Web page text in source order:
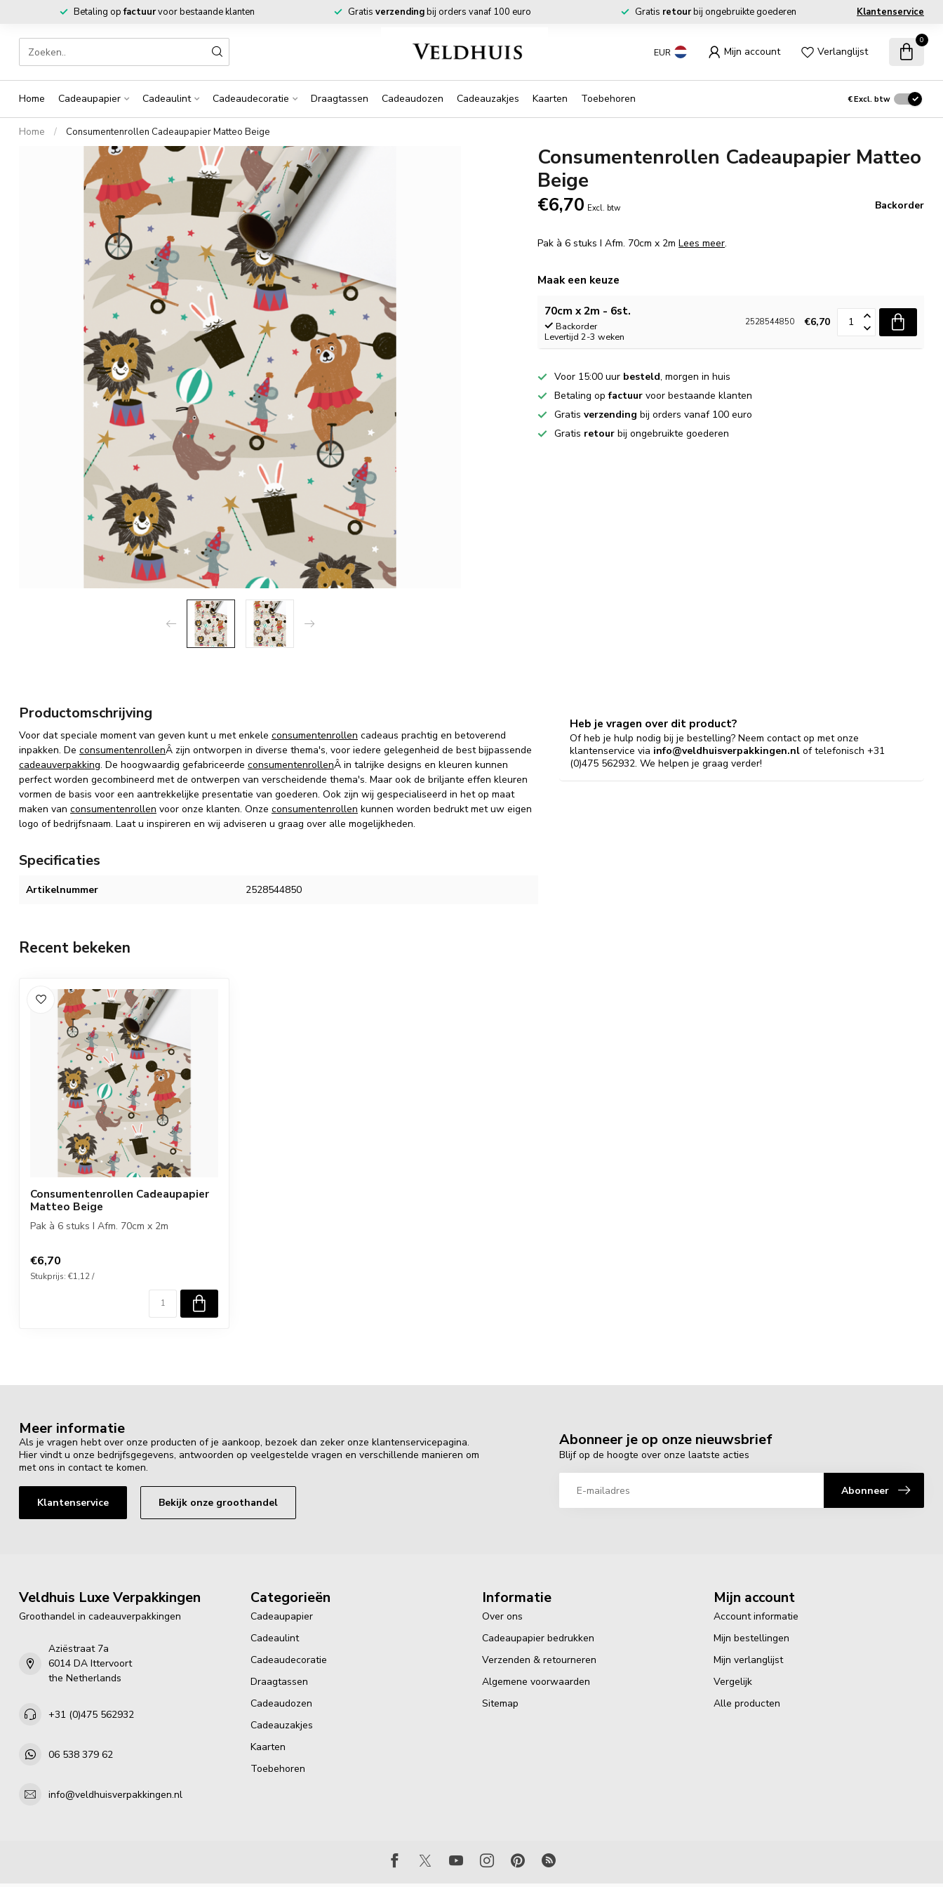
Betaling opfactuurvoor bestaande klanten Gratis verzendingbij orders vanaf 100 euro Gratis retourbij ongebruikte goederen Klantenservice
EUR Mijn account Verlanglijst
0
Home Cadeaupapier Cadeaulint Cadeaudecoratie Draagtassen Cadeaudozen Cadeauzakjes Kaarten Toebehoren €Excl. btw
Home / Consumentenrollen Cadeaupapier Matteo Beige
Consumentenrollen Cadeaupapier Matteo
Beige
€6,70 Excl. btw Backorder
Pak à 6 stuks I Afm. 70cm x 2mLees meer.
Maak een keuze
70cm x 2m - 6st.
Backorder
Levertijd 2-3 weken
2528544850 €6,70
Voor 15:00 uur besteld, morgen in huis
Betaling opfactuur voor bestaande klanten
Gratisverzending bij orders vanaf 100 euro
Gratis retour bij ongebruikte goederen
Productomschrijving
Voor dat speciale moment van geven kunt u met enkele consumentenrollen cadeaus prachtig en betoverend
inpakken. De consumentenrollenÂ zijn ontworpen in diverse thema's, voor iedere gelegenheid de best bijpassende
cadeauverpakking. De hoogwaardig gefabriceerde consumentenrollenÂ in talrijke designs en kleuren kunnen
perfect worden gecombineerd met de ontwerpen van verscheidende thema's. Maar ook de briljante effen kleuren
vormen de basis voor een aantrekkelijke presentatie van goederen. Ook zijn wij gespecialiseerd in het op maat
maken van consumentenrollen voor onze klanten. Onze consumentenrollen kunnen worden bedrukt met uw eigen
logo of bedrijfsnaam. Laat u inspireren en wij adviseren u graag over alle mogelijkheden.
Specificaties
Artikelnummer 2528544850
Heb je vragen over dit product?
Of heb je hulp nodig bij je bestelling? Neem contact op met onze
klantenservice via info@veldhuisverpakkingen.nl of telefonisch +31
(0)475 562932. We helpen je graag verder!
Recent bekeken
Consumentenrollen Cadeaupapier
Matteo Beige
Pak à 6 stuks I Afm. 70cm x 2m
€6,70
Stukprijs: €1,12 /
Meer informatie
Als je vragen hebt over onze producten of je aankoop, bezoek dan zeker onze klantenservicepagina.
Hier vindt u onze bedrijfsgegevens, antwoorden op veelgestelde vragen en verschillende manieren om
met ons in contact te komen.
Klantenservice Bekijk onze groothandel
Abonneer je op onze nieuwsbrief
Blijf op de hoogte over onze laatste acties
Abonneer
Veldhuis Luxe Verpakkingen
Groothandel in cadeauverpakkingen
Aziëstraat 7a
6014 DA Ittervoort
the Netherlands
+31 (0)475 562932
06 538 379 62
info@veldhuisverpakkingen.nl
Categorieën
Cadeaupapier
Cadeaulint
Cadeaudecoratie
Draagtassen
Cadeaudozen
Cadeauzakjes
Kaarten
Toebehoren
Informatie
Over ons
Cadeaupapier bedrukken
Verzenden & retourneren
Algemene voorwaarden
Sitemap
Mijn account
Account informatie
Mijn bestellingen
Mijn verlanglijst
Vergelijk
Alle producten